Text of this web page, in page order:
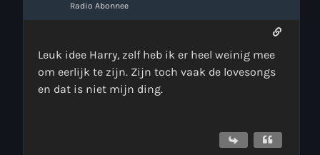
Radio Abonnee
Leuk idee Harry, zelf heb ik er heel weinig mee
om eerlijk te zijn. Zijn toch vaak de lovesongs
en dat is niet mijn ding.